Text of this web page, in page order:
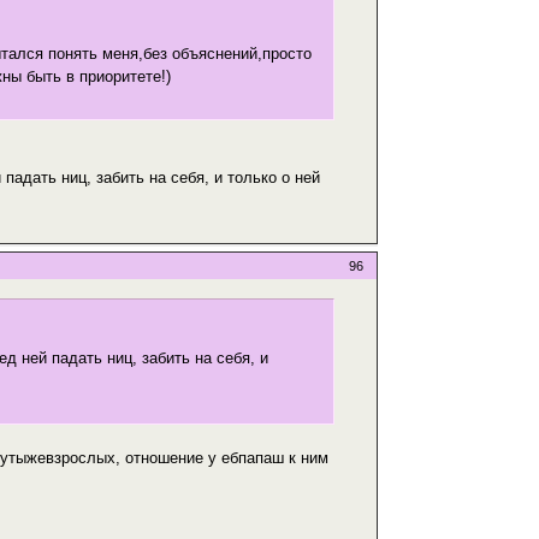
понять меня,без объяснений,просто
быть в приоритете!)
ниц, забить на себя, и только о ней
96
ней падать ниц, забить на себя, и
отношение у ебпапаш к ним